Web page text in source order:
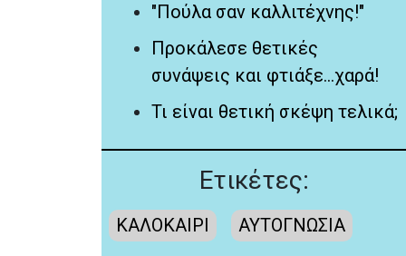
"Πούλα σαν καλλιτέχνης!"
Προκάλεσε θετικές
συνάψεις και φτιάξε...χαρά!
Τι είναι θετική σκέψη τελικά;
Ετικέτες:
ΚΑΛΟΚΑΙΡΙ ΑΥΤΟΓΝΩΣΙΑ